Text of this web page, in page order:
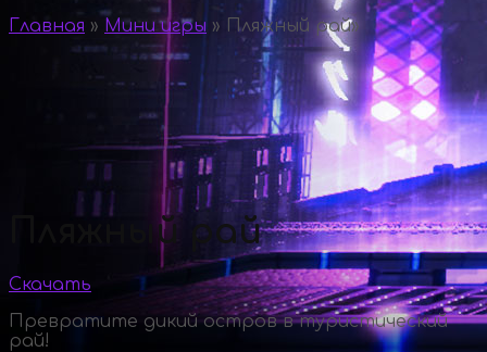
Главная » Мини игры » Пляжный рай»
Пляжный рай
Скачать
Превратите дикий остров в туристический
рай!